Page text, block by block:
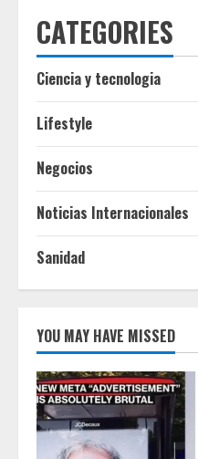
CATEGORIES
Ciencia y tecnologia
Lifestyle
Negocios
Noticias Internacionales
Sanidad
YOU MAY HAVE MISSED